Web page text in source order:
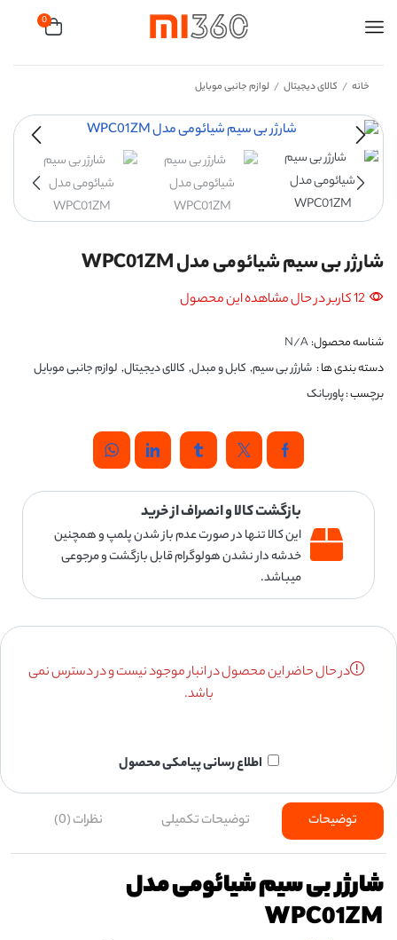
0
خانه / کالای دیجیتال / لوازم جانبی موبایل
شارژر بی سیم شیائومی مدل WPC01ZM
12 کاربر در حال مشاهده این محصول
شناسه محصول:N/A
دسته بندی ها : شارژر بی سیم, کابل و مبدل, کالای دیجیتال, لوازم جانبی موبایل
برچسب :پاوربانک
بازگشت کالا و انصراف از خرید
این کالا تنها در صورت عدم باز شدن پلمپ و همچنین
خدشه دار نشدن هولوگرام قابل بازگشت و مرجوعی
میباشد.
در حال حاضر این محصول در انبار موجود نیست و در دسترس نمی
باشد.
اطلاع رسانی پیامکی محصول
توضیحات توضیحات تکمیلی نظرات (0)
شارژر بی سیم شیائومی مدل
WPC01ZM